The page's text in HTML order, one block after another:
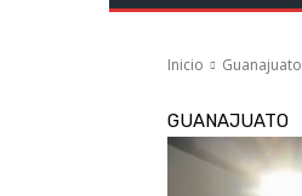
Inicio Guanajuato
GUANAJUATO